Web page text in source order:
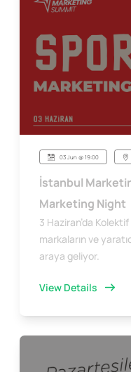
03 Jun @ 19:00
İstanbul
Marketing Night
3 Haziran’da
markaların ve
araya geliyor.
View Details